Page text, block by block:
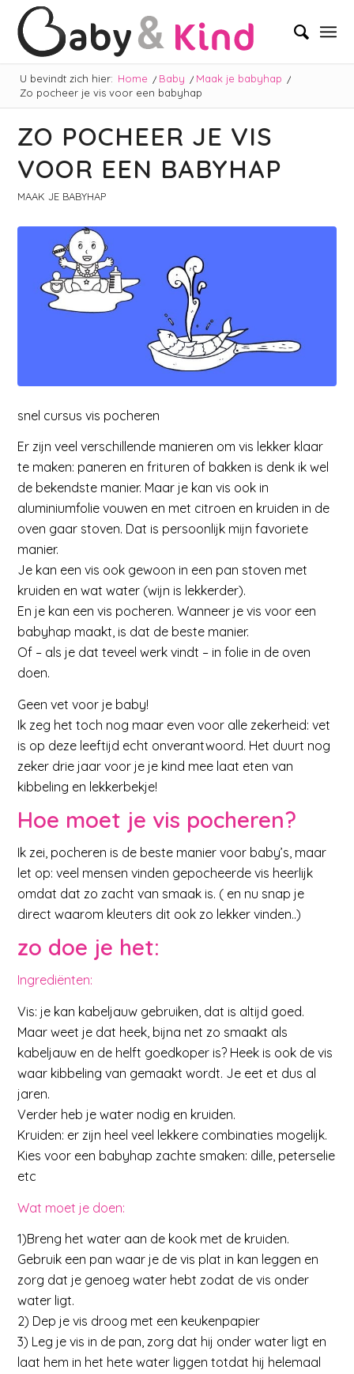
U bevindt zich hier: Home / Baby / Maak je babyhap /
Zo pocheer je vis voor een babyhap
ZO POCHEER JE VIS
VOOR EEN BABYHAP
MAAK JE BABYHAP
snel cursus vis pocheren
Er zijn veel verschillende manieren om vis lekker klaar
te maken: paneren en frituren of bakken is denk ik wel
de bekendste manier. Maar je kan vis ook in
aluminiumfolie vouwen en met citroen en kruiden in de
oven gaar stoven. Dat is persoonlijk mijn favoriete
manier.
Je kan een vis ook gewoon in een pan stoven met
kruiden en wat water (wijn is lekkerder).
En je kan een vis pocheren. Wanneer je vis voor een
babyhap maakt, is dat de beste manier.
Of – als je dat teveel werk vindt – in folie in de oven
doen.
Geen vet voor je baby!
Ik zeg het toch nog maar even voor alle zekerheid: vet
is op deze leeftijd echt onverantwoord. Het duurt nog
zeker drie jaar voor je je kind mee laat eten van
kibbeling en lekkerbekje!
Hoe moet je vis pocheren?
Ik zei, pocheren is de beste manier voor baby’s, maar
let op: veel mensen vinden gepocheerde vis heerlijk
omdat dat zo zacht van smaak is. ( en nu snap je
direct waarom kleuters dit ook zo lekker vinden..)
zo doe je het:
Ingrediënten:
Vis: je kan kabeljauw gebruiken, dat is altijd goed.
Maar weet je dat heek, bijna net zo smaakt als
kabeljauw en de helft goedkoper is? Heek is ook de vis
waar kibbeling van gemaakt wordt. Je eet et dus al
jaren.
Verder heb je water nodig en kruiden.
Kruiden: er zijn heel veel lekkere combinaties mogelijk.
Kies voor een babyhap zachte smaken: dille, peterselie
etc
Wat moet je doen:
1)Breng het water aan de kook met de kruiden.
Gebruik een pan waar je de vis plat in kan leggen en
zorg dat je genoeg water hebt zodat de vis onder
water ligt.
2) Dep je vis droog met een keukenpapier
3) Leg je vis in de pan, zorg dat hij onder water ligt en
laat hem in het hete water liggen totdat hij helemaal